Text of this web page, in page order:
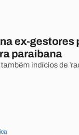
ex-gestores
paraibana
indícios de